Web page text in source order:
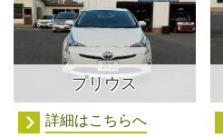
プリウス
詳細はこちらへ